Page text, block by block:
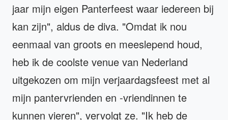
jaar mijn eigen Panterfeest waar iedereen bij
kan zijn", aldus de diva. "Omdat ik nou
eenmaal van groots en meeslepend houd,
heb ik de coolste venue van Nederland
uitgekozen om mijn verjaardagsfeest met al
mijn pantervrienden en -vriendinnen te
kunnen vieren", vervolgt ze. "Ik heb de